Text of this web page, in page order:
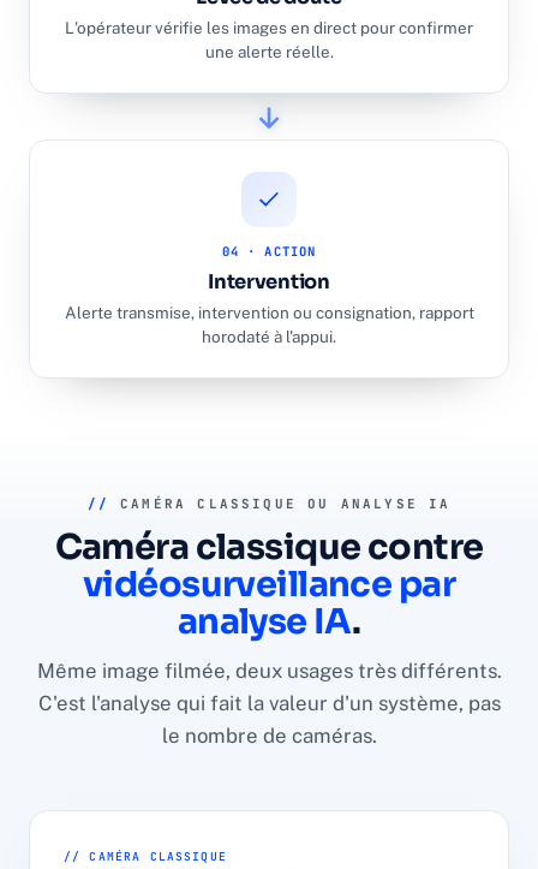
L'opérateur vérifie les images en direct pour confirmer
une alerte réelle.
04 · ACTION
Intervention
Alerte transmise, intervention ou consignation, rapport
horodaté à l'appui.
// CAMÉRA CLASSIQUE OU ANALYSE IA
Caméra classique contre
vidéosurveillance par
analyse IA.
Même image filmée, deux usages très différents.
C'est l'analyse qui fait la valeur d'un système, pas
le nombre de caméras.
// CAMÉRA CLASSIQUE